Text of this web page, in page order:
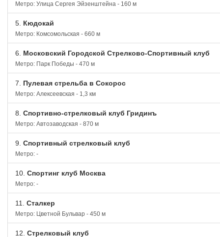
Метро: Улица Сергея Эйзенштейна - 160 м
5. Кюдокай
Метро: Комсомольская - 660 м
6. Московский Городской Стрелково-Спортивный клуб
Метро: Парк Победы - 470 м
7. Пулевая стрельба в Сокорос
Метро: Алексеевская - 1,3 км
8. Спортивно-стрелковый клуб Гридинъ
Метро: Автозаводская - 870 м
9. Спортивный стрелковый клуб
Метро: -
10. Спортинг клуб Москва
Метро: -
11. Сталкер
Метро: Цветной Бульвар - 450 м
12. Стрелковый клуб